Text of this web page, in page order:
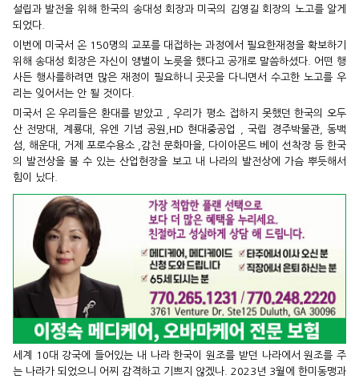
설립과 발전을 위해 한국의 송대성 회장과 미국의 김영길 회장의 노고를 알게
되었다.
이번에 미국서 온 150명의 교포를 대접하는 과정에서 필요한재정을 확보하기
위해 송대성 회장은 자신이 앵벌이 노릇을 했다고 공개로 말씀하셨다. 어떤 행
사든 행사를하려면 많은 재정이 필요하니 곳곳을 다니면서 수고한 노고를 우
리는 잊어서는 안 될 것이다.
미국서 온 우리들은 환대를 받았고 , 우리가 평소 접하지 못했던 한국의 오두
산 전망대, 계룡대, 유엔 기념 공원,HD 현대중공업 , 국립 경주박물관, 동백
섬, 해운대, 거제 포로수용소 ,감천 문화마을, 다이아몬드 베이 선착장 등 한국
의 발전상을 볼 수 있는 산업현장을 보고 내 나라의 발전상에 가슴 뿌듯해서
힘이 났다.
세계 10대 강국에 들어있는 내 나라 한국이 원조를 받던 나라에서 원조를 주
는 나라가 되었으니 어찌 감격하고 기쁘지 않겠나. 2023년 3월에 한미동맹과